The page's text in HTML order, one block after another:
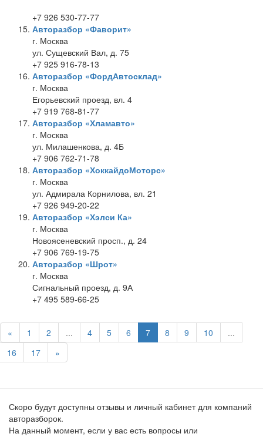
+7 926 530-77-77
Авторазбор «Фаворит»
г. Москва
ул. Сущевский Вал, д. 75
+7 925 916-78-13
Авторазбор «ФордАвтосклад»
г. Москва
Егорьевский проезд, вл. 4
+7 919 768-81-77
Авторазбор «Хламавто»
г. Москва
ул. Милашенкова, д. 4Б
+7 906 762-71-78
Авторазбор «ХоккайдоМоторс»
г. Москва
ул. Адмирала Корнилова, вл. 21
+7 926 949-20-22
Авторазбор «Хэлси Ка»
г. Москва
Новоясеневский просп., д. 24
+7 906 769-19-75
Авторазбор «Шрот»
г. Москва
Сигнальный проезд, д. 9А
+7 495 589-66-25
« 1 2 ... 4 5 6 7 8 9 10
...
16
17 »
Скоро будут доступны отзывы и личный кабинет для компаний
авторазборок.
На данный момент, если у вас есть вопросы или